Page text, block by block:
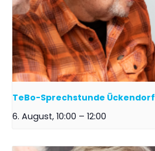
TeBo-Sprechstunde Ückendorf
6. August, 10:00 – 12:00